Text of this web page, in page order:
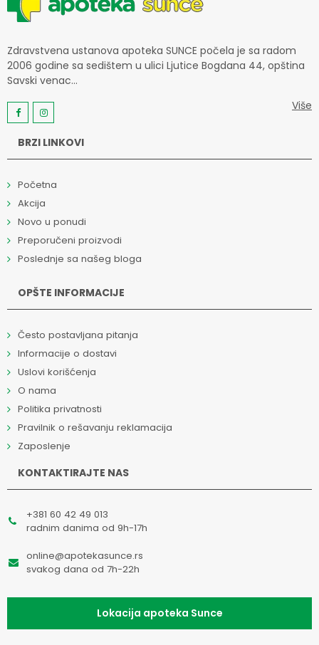
Zdravstvena ustanova apoteka SUNCE počela je sa radom
2006 godine sa sedištem u ulici Ljutice Bogdana 44, opština
Savski venac...
Više
BRZI LINKOVI
Početna
Akcija
Novo u ponudi
Preporučeni proizvodi
Poslednje sa našeg bloga
OPŠTE INFORMACIJE
Često postavljana pitanja
Informacije o dostavi
Uslovi korišćenja
O nama
Politika privatnosti
Pravilnik o rešavanju reklamacija
Zaposlenje
KONTAKTIRAJTE NAS
+381 60 42 49 013
radnim danima od 9h-17h
online@apotekasunce.rs
svakog dana od 7h-22h
Lokacija apoteka Sunce